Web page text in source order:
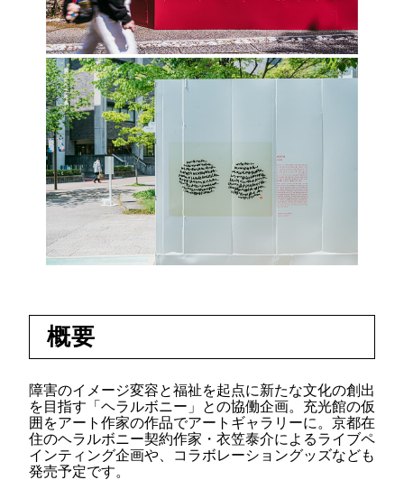
概要
障害のイメージ変容と福祉を起点に新たな文化の創出
を目指す「ヘラルボニー」との協働企画。充光館の仮
囲をアート作家の作品でアートギャラリーに。京都在
住のヘラルボニー契約作家・衣笠泰介によるライブペ
インティング企画や、コラボレーショングッズなども
発売予定です。